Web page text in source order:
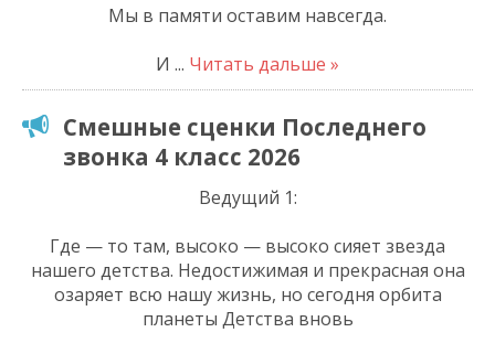
Мы в памяти оставим навсегда.
И ... Читать дальше »
Смешные сценки Последнего
звонка 4 класс 2026
Ведущий 1:
Где — то там, высоко — высоко сияет звезда
нашего детства. Недостижимая и прекрасная она
озаряет всю нашу жизнь, но сегодня орбита
планеты Детства вновь